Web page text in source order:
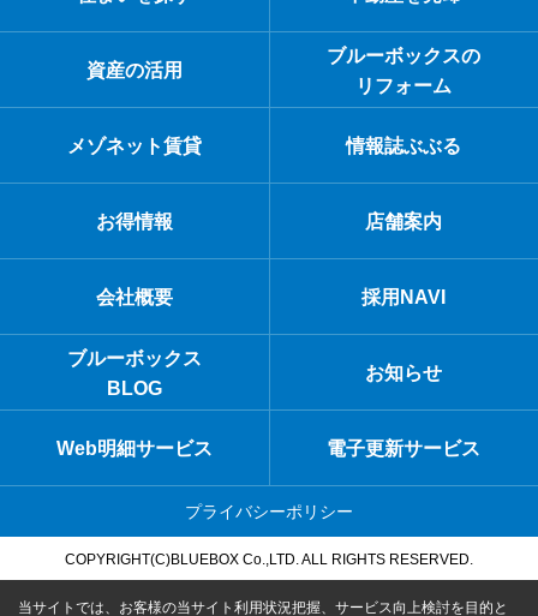
資産の活用
ブルーボックスの
リフォーム
メゾネット賃貸 情報誌ぶぶる
お得情報 店舗案内
会社概要 採用NAVI
ブルーボックス
BLOG
お知らせ
Web明細サービス 電子更新サービス
プライバシーポリシー
COPYRIGHT(C)BLUEBOX Co.,LTD. ALL RIGHTS RESERVED.
当サイトでは、お客様の当サイト利用状況把握、サービス向上検討を目的と